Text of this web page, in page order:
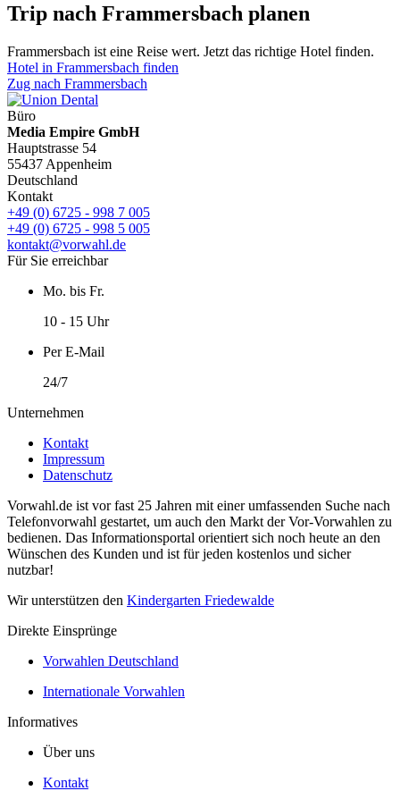
Trip nach Frammersbach planen
Frammersbach ist eine Reise wert. Jetzt das richtige Hotel finden.
Hotel in Frammersbach finden
Zug nach Frammersbach
Büro
Media Empire GmbH
Hauptstrasse 54
55437 Appenheim
Deutschland
Kontakt
+49 (0) 6725 - 998 7 005
+49 (0) 6725 - 998 5 005
kontakt@vorwahl.de
Für Sie erreichbar
Mo. bis Fr.
10 - 15 Uhr
Per E-Mail
24/7
Unternehmen
Kontakt
Impressum
Datenschutz
Vorwahl.de ist vor fast 25 Jahren mit einer umfassenden Suche nach
Telefonvorwahl gestartet, um auch den Markt der Vor-Vorwahlen zu
bedienen. Das Informationsportal orientiert sich noch heute an den
Wünschen des Kunden und ist für jeden kostenlos und sicher
nutzbar!
Wir unterstützen den Kindergarten Friedewalde
Direkte Einsprünge
Vorwahlen Deutschland
Internationale Vorwahlen
Informatives
Über uns
Kontakt